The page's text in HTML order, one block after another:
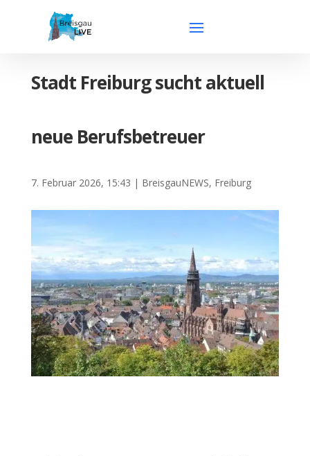
Stadt Freiburg sucht aktuell
neue Berufsbetreuer
7. Februar 2026, 15:43 | BreisgauNEWS, Freiburg